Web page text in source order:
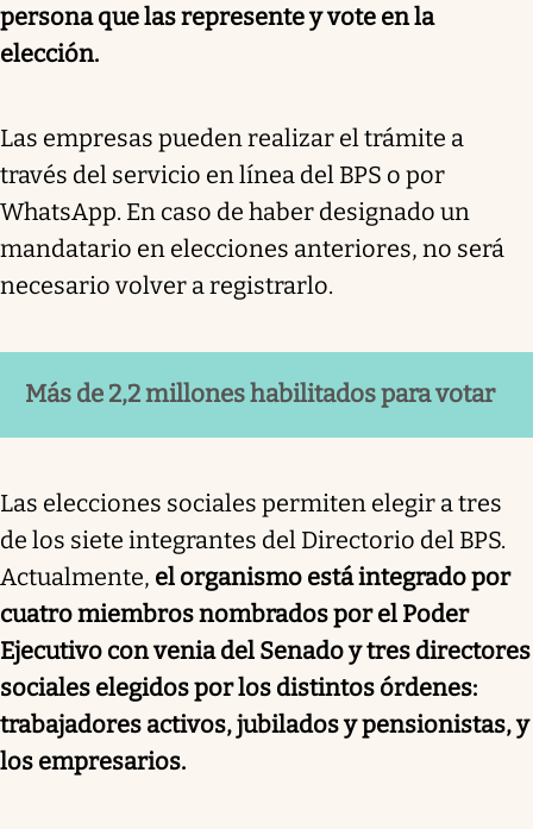
persona que las represente y vote en la
elección.
Las empresas pueden realizar el trámite a
través del servicio en línea del BPS o por
WhatsApp. En caso de haber designado un
mandatario en elecciones anteriores, no será
necesario volver a registrarlo.
Más de 2,2 millones habilitados para votar
Las elecciones sociales permiten elegir a tres
de los siete integrantes del Directorio del BPS.
Actualmente, el organismo está integrado por
cuatro miembros nombrados por el Poder
Ejecutivo con venia del Senado y tres directores
sociales elegidos por los distintos órdenes:
trabajadores activos, jubilados y pensionistas, y
los empresarios.